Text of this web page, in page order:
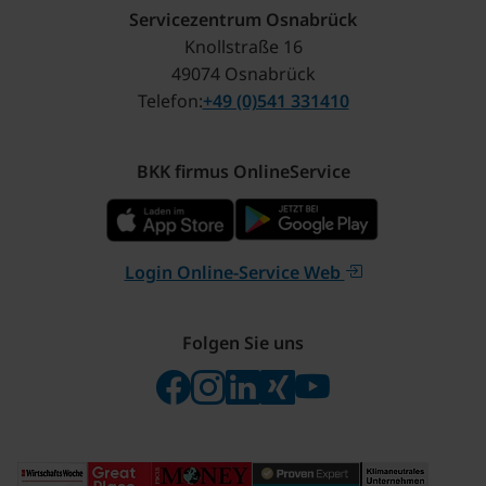
Servicezentrum Osnabrück
Knollstraße 16
49074 Osnabrück
Telefon +49 (0)541 331410
BKK firmus OnlineService
Login Online-Service Web
Folgen Sie uns
Folgen Sie uns auf Facebook
Folgen Sie uns auf Instagram
Besuchen Sie uns bei
Besuchen Sie uns bei
Besuchen Sie uns